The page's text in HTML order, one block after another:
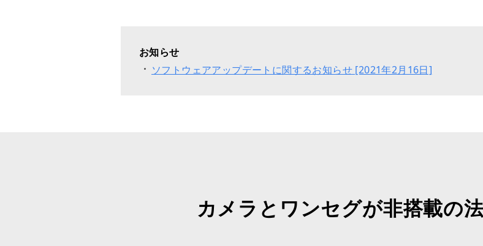
お知らせ
ソフトウェアアップデートに関するお知らせ [2021年2月16日]
カメラとワンセグが非搭載の